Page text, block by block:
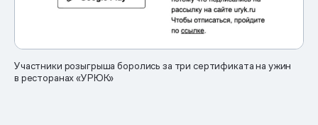
Участники розыгрыша боролись за три сертификата на ужин
в ресторанах «УРЮК»